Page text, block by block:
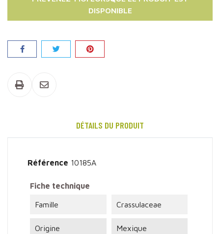
DISPONIBLE
Partager
DÉTAILS DU PRODUIT
Référence 10185A
Fiche technique
Famille Crassulaceae
Origine Mexique